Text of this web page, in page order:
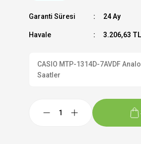
Garanti Süresi 24 Ay
Havale 3.206,63
CASIO MTP-1314D-7AVDF
Saatler